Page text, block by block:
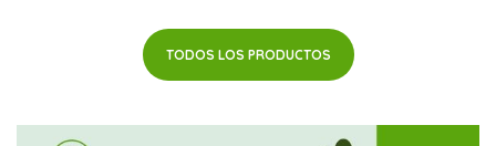
TODOS LOS PRODUCTOS